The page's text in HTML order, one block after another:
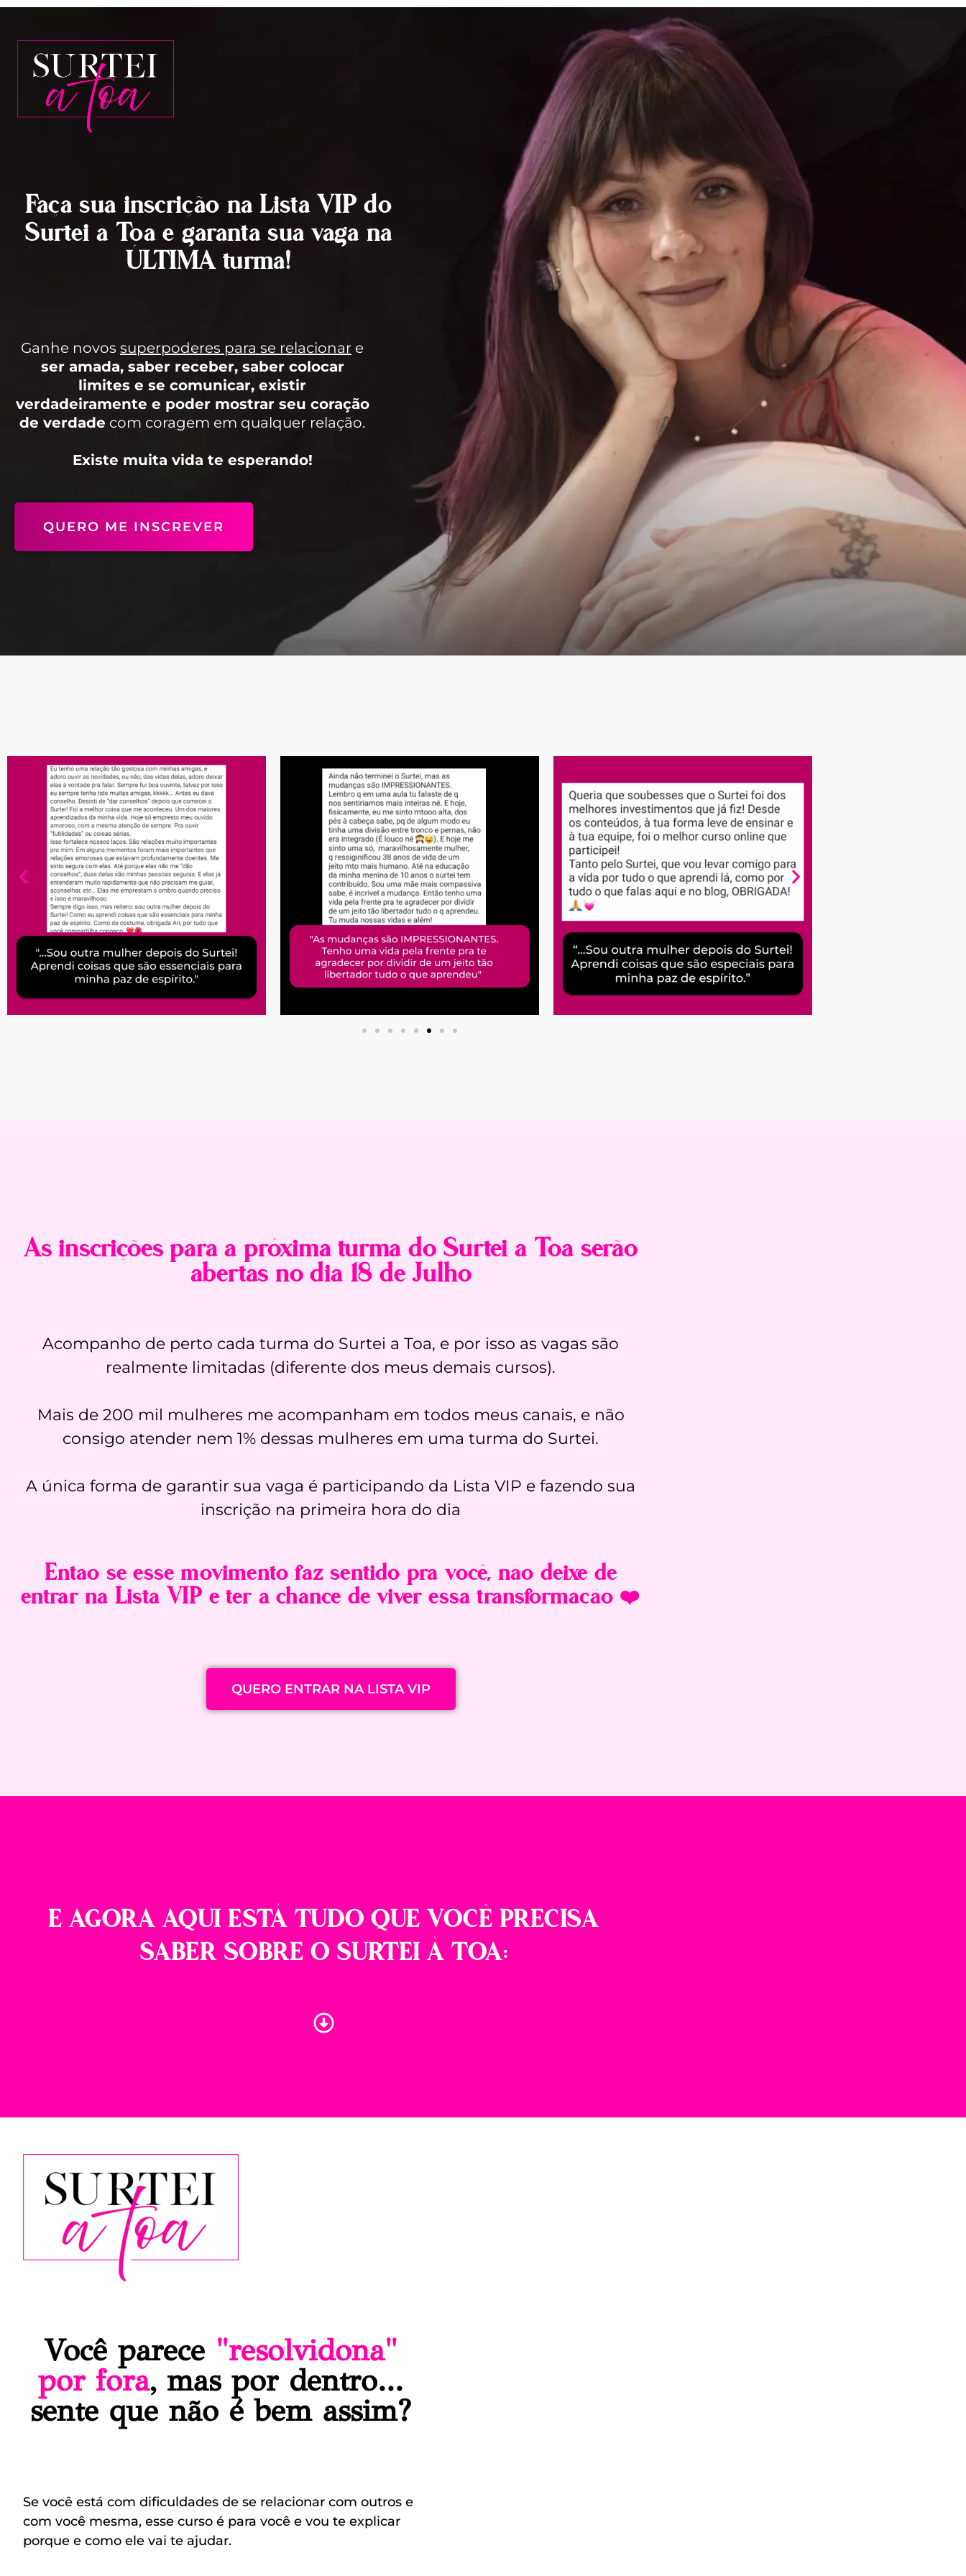
Faça sua inscrição na Lista VIP do
Surtei a Toa e garanta sua vaga na
ÚLTIMA turma!
Ganhe novos superpoderes para se relacionar e
ser amada, saber receber, saber colocar
limites e se comunicar, existir
verdadeiramente e poder mostrar seu coração
de verdade com coragem em qualquer relação.
Existe muita vida te esperando!
QUERO ME INSCREVER
As inscrições para a próxima turma do Surtei a Toa serão
abertas no dia 18 de Julho
Acompanho de perto cada turma do Surtei a Toa, e por isso as vagas são
realmente limitadas (diferente dos meus demais cursos).
Mais de 200 mil mulheres me acompanham em todos meus canais, e não
consigo atender nem 1% dessas mulheres em uma turma do Surtei.
A única forma de garantir sua vaga é participando da Lista VIP e fazendo sua
inscrição na primeira hora do dia
Então se esse movimento faz sentido pra você, não deixe de
entrar na Lista VIP e ter a chance de viver essa transformação ❤️
QUERO ENTRAR NA LISTA VIP
E AGORA AQUI ESTÁ TUDO QUE VOCÊ PRECISA
SABER SOBRE O SURTEI À TOA:
Você parece "resolvidona"
por fora, mas por dentro...
sente que não é bem assim?
Se você está com dificuldades de se relacionar com outros e
com você mesma, esse curso é para você e vou te explicar
porque e como ele vai te ajudar.